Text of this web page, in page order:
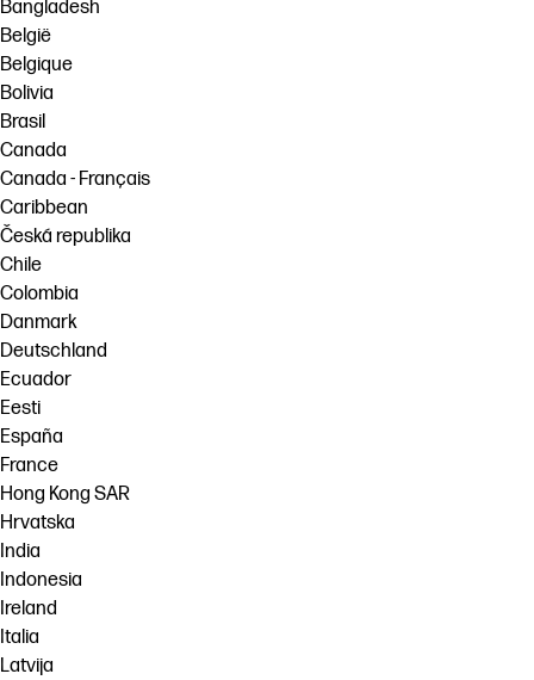
Bangladesh
België
Belgique
Bolivia
Brasil
Canada
Canada - Français
Caribbean
Česká republika
Chile
Colombia
Danmark
Deutschland
Ecuador
Eesti
España
France
Hong Kong SAR
Hrvatska
India
Indonesia
Ireland
Italia
Latvija